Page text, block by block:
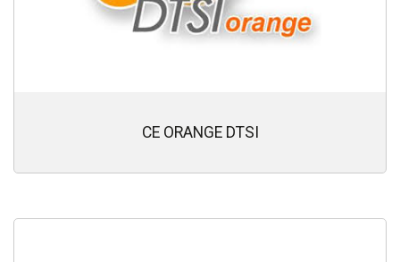
CE ORANGE DTSI